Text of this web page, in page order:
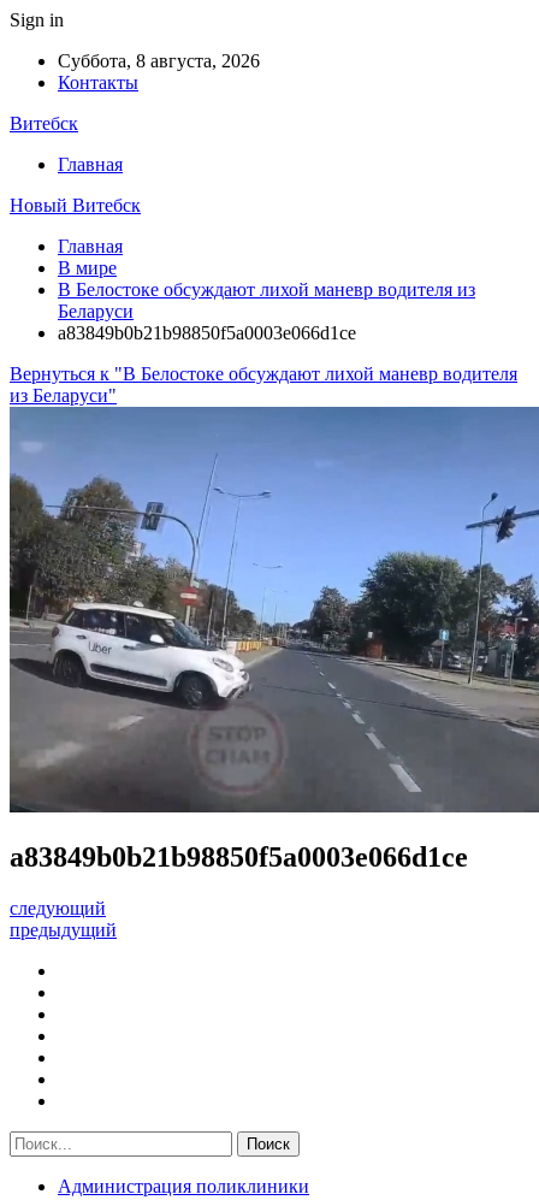
Sign in
Суббота, 8 августа, 2026
Контакты
Витебск
Главная
Новый Витебск
Главная
В мире
В Белостоке обсуждают лихой маневр водителя из
Беларуси
a83849b0b21b98850f5a0003e066d1ce
Вернуться к "В Белостоке обсуждают лихой маневр водителя
из Беларуси"
a83849b0b21b98850f5a0003e066d1ce
следующий
предыдущий
Администрация поликлиники